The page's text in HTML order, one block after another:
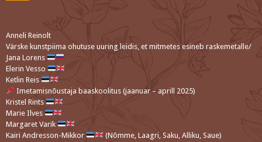
Anneli Reinolt
Värske kunstpiima ohutuse uuring leidis, et mitmetes esineb raskemetalle/
Jana Lorens
Elerin Vesso
Ketlin Reis
Imetamisnõustaja baaskoolitus (jaanuar – aprill 2025)
Kristel Rints
Marie Ilves
Margaret Varik
Kairi Andresson-Mikkor
(Nõmme, Laagri, Saku, Alliku, Saue)